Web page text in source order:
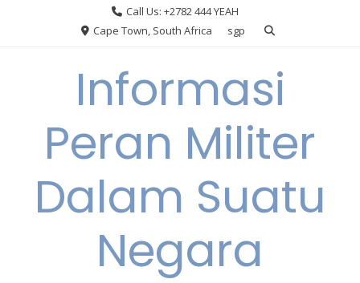
Call Us: +2782 444 YEAH
Cape Town, South Africa
sgp
Informasi
Peran Militer
Dalam Suatu
Negara